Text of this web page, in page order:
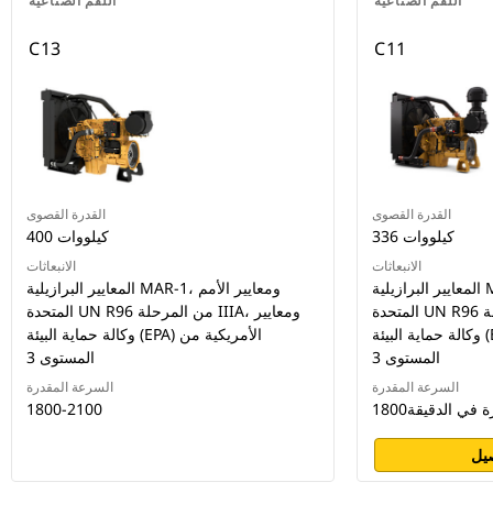
C13
القدرة القصوى
400 كيلووات
الانبعاثات
المعايير البرازيلية MAR-1، ومعايير الأمم
المتحدة UN R96 من المرحلة IIIA، ومعايير
وكالة حماية البيئة (EPA) الأمريكية من
المستوى 3
السرعة المقدرة
1800-2100
C11
القدرة القصوى
336 كيلووات
الانبعاثات
المعايير البرازيلية MAR-1، ومعايير الأمم
المتحدة UN R96 من المرحلة IIIA، ومعايير
وكالة حماية البيئة (EPA) الأمريكية من
المستوى 3
السرعة المقدرة